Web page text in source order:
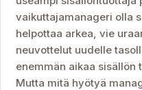
vaikuttajamanageri olla
helpottaa arkea, vie
neuvottelut uudelle
enemmän aikaa sisällön
Mutta mitä hyötyä